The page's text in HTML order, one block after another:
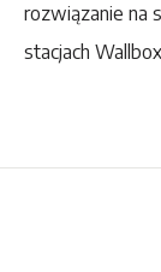
rozwiązanie na
stacjach